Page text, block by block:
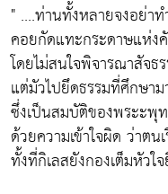
" ....ท่านทั้งหลายจงอย่า
คอยกัดแทะกระดาษแห่ง
โดยไม่สนใจพิจารณาสัจ
แต่มัวไปยึดธรรมที่ศึกษาม
ซึ่งเป็นสมบัติของพระะพุ
ด้วยความเข้าใจผิด ว่าต
ทั้งที่กิเลสยังกองเต็มหัวใ